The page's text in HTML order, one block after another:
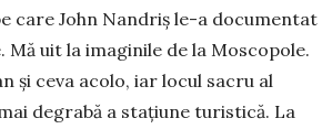
care John Nandriș le-a documentat
uit la imaginile de la Mosco­pole.
și ceva acolo, iar locul sacru al
degrabă a stațiune turistică. La